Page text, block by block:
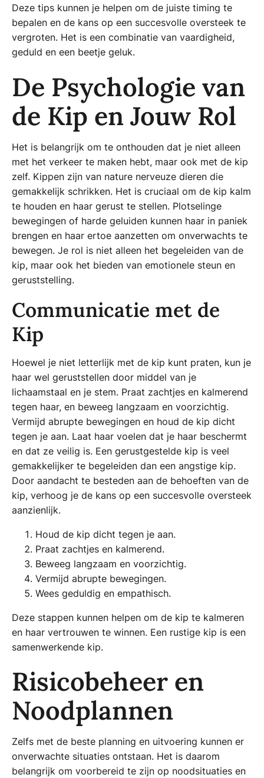
Deze tips kunnen je helpen om de juiste timing te
bepalen en de kans op een succesvolle oversteek te
vergroten. Het is een combinatie van vaardigheid,
geduld en een beetje geluk.
De Psychologie van
de Kip en Jouw Rol
Het is belangrijk om te onthouden dat je niet alleen
met het verkeer te maken hebt, maar ook met de kip
zelf. Kippen zijn van nature nerveuze dieren die
gemakkelijk schrikken. Het is cruciaal om de kip kalm
te houden en haar gerust te stellen. Plotselinge
bewegingen of harde geluiden kunnen haar in paniek
brengen en haar ertoe aanzetten om onverwachts te
bewegen. Je rol is niet alleen het begeleiden van de
kip, maar ook het bieden van emotionele steun en
geruststelling.
Communicatie met de
Kip
Hoewel je niet letterlijk met de kip kunt praten, kun je
haar wel geruststellen door middel van je
lichaamstaal en je stem. Praat zachtjes en kalmerend
tegen haar, en beweeg langzaam en voorzichtig.
Vermijd abrupte bewegingen en houd de kip dicht
tegen je aan. Laat haar voelen dat je haar beschermt
en dat ze veilig is. Een gerustgestelde kip is veel
gemakkelijker te begeleiden dan een angstige kip.
Door aandacht te besteden aan de behoeften van de
kip, verhoog je de kans op een succesvolle oversteek
aanzienlijk.
Houd de kip dicht tegen je aan.
Praat zachtjes en kalmerend.
Beweeg langzaam en voorzichtig.
Vermijd abrupte bewegingen.
Wees geduldig en empathisch.
Deze stappen kunnen helpen om de kip te kalmeren
en haar vertrouwen te winnen. Een rustige kip is een
samenwerkende kip.
Risicobeheer en
Noodplannen
Zelfs met de beste planning en uitvoering kunnen er
onverwachte situaties ontstaan. Het is daarom
belangrijk om voorbereid te zijn op noodsituaties en